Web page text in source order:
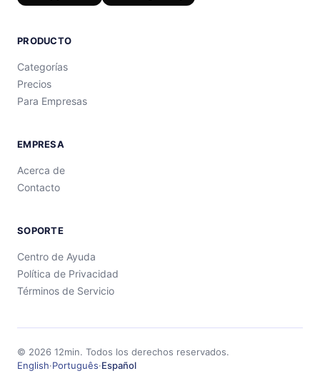
PRODUCTO
Categorías
Precios
Para Empresas
EMPRESA
Acerca de
Contacto
SOPORTE
Centro de Ayuda
Política de Privacidad
Términos de Servicio
© 2026 12min. Todos los derechos reservados.
English·Português·Español